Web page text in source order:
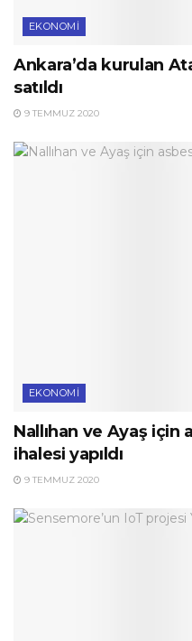
EKONOMI
Ankara’da kurulan
satıldı
9 TEMMUZ 2020
EKONOMI
Nallıhan ve Ayaş
ihalesi yapıldı
9 TEMMUZ 2020